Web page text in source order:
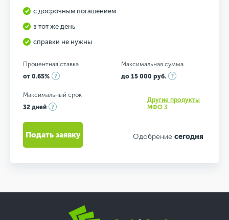
с досрочным погашением
в тот же день
справки не нужны
Процентная ставка
от 0.65%
Максимальная сумма
до 15 000 руб.
Максимальный срок
32 дней
Другие продукты
МФО 3
Одобрение сегодня
Подать заявку